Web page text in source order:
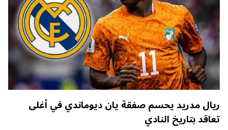
ريال مدريد يحسم صفقة يان ديوماندي في أغلى
تعاقد بتاريخ النادي